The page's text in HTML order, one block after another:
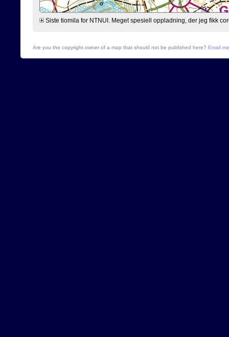
Siste tiomila for NTNUI. Meget spesiell oppladning, der jeg fikk
Are you the copyright owner of a map that should not be published here? Email me